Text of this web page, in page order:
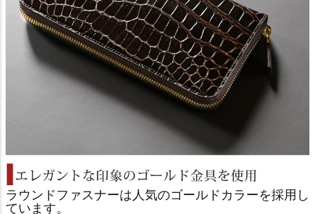
ラウンドファスナーは人気のゴールドカラーを採用し
ています。